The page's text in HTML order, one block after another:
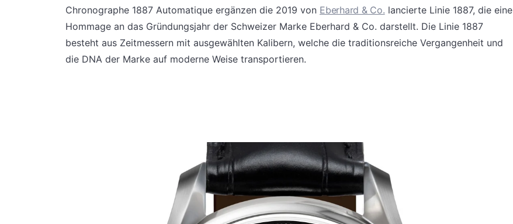
Chronographe 1887 Automatique ergänzen die 2019 von Eberhard & Co. lancierte Linie 1887, die eine
Hommage an das Gründungsjahr der Schweizer Marke Eberhard & Co. darstellt. Die Linie 1887
besteht aus Zeitmessern mit ausgewählten Kalibern, welche die traditionsreiche Vergangenheit und
die DNA der Marke auf moderne Weise transportieren.